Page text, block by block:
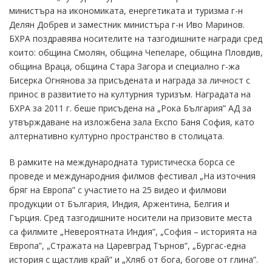
министъра на икономиката, енергетиката и туризма г-н
Делян Добрев и заместник министъра г-н Иво Маринов.
БХРА поздравява носителите на тазгодишните награди сред
които: община Смолян, община Чепеларе, община Пловдив,
община Враца, община Стара Загора и специално г-жа
Бисерка Огнянова за присъдената и награда за личност с
принос в развитието на културния туризъм. Наградата на
БХРА за 2011 г. беше присъдена на „Рока България” АД за
утвърждаване на изложбена зала Експо Баня София, като
алтернативно културно пространство в столицата.
В рамките на международната туристическа борса се
проведе и международния филмов фестивал „На източния
бряг на Европа” с участието на 25 видео и филмови
продукции от България, Индия, Аржентина, Белгия и
Гърция. Сред тазгодишните носители на призовите места
са филмите „Невероятната Индия”, „София – историята на
Европа”, „Стражата на Царевград Търнов”, „Бургас-една
история с щастлив край” и „Хляб от бога, богове от глина”.